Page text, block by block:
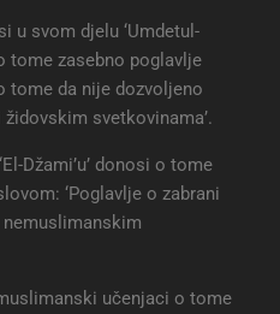
u svom djelu ‘Umdetul-
tome zasebno poglavlje
tome da nije dozvoljeno
svetkovinama’.
Džami’u’ donosi o tome
‘Poglavlje o zabrani
učenjaci o tome